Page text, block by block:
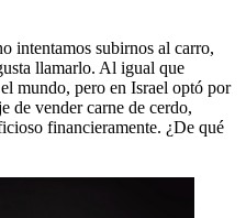
intentamos subirnos al carro,
llamarlo. Al igual que
mundo, pero en Israel optó por
de vender carne de cerdo,
financieramente. ¿De qué